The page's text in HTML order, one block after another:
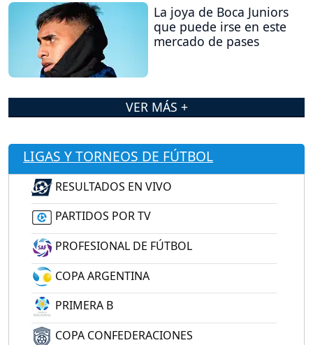
La joya de Boca Juniors
que puede irse en este
mercado de pases
VER MÁS +
LIGAS Y TORNEOS DE FÚTBOL
RESULTADOS EN VIVO
PARTIDOS POR TV
PROFESIONAL DE FÚTBOL
COPA ARGENTINA
PRIMERA B
COPA CONFEDERACIONES